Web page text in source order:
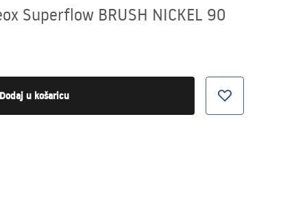
Superflow BRUSH NICKEL 90
Dodaj u košaricu